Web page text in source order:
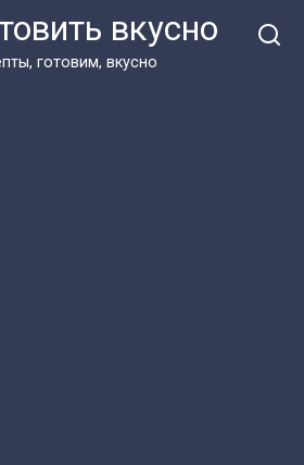
вкусно
готовим, вкусно